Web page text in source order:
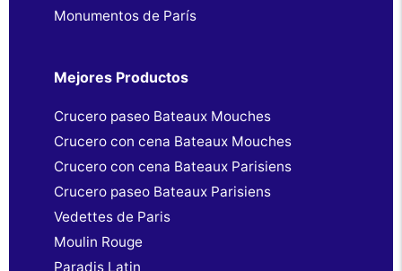
Monumentos de París
Mejores Productos
Crucero paseo Bateaux Mouches
Crucero con cena Bateaux Mouches
Crucero con cena Bateaux Parisiens
Crucero paseo Bateaux Parisiens
Vedettes de Paris
Moulin Rouge
Paradis Latin